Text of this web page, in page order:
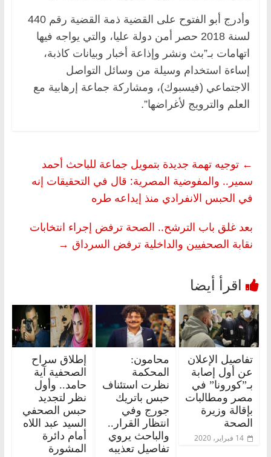
وأدرج أبو الفتوح على القضية ذمة القضية رقم 440
لسنة 2018 حصر أمن دولة عليا، والتي يواجه فيها
اتهامات بـ”بث ونشر وإذاعة أخبار وبيانات كاذبة،
إساءة استخدام وسيلة من وسائل التواصل
الاجتماعي (فيسبوك)، ومشاركة جماعة إرهابية مع
العلم والترويج لأغراضها”.
← توجيه تهمة جديدة بتمويل جماعة للباحث أحمد
سمير.. والمفوضية المصرية: قال في التحقيقات إنه
في الحبس الانفرادي منذ إيداعه طره
بعد غلق باب الترشح.. الصحة ترفض إجراء انتخابات
نقابة الصحفيين والداخلية ترفض السرداق →
تفاصيل الإعلان
عن أول إصابة
بـ”كورونا” في
مصر ومطالبات
بإقالة وزيرة
الصحة
14 فبراير، 2020
محامون:
المحكمة
نظرت استئناف
حبس باتريك
جورج وفي
انتظار القرار..
والباحث يروي
تفاصيل تعذيبه
إطلاق سراح
الصحفية آية
حامد.. وأول
نظر لتجديد
حبس الصحفي
السيد عبد اللاه
أمام دائرة
المشورة